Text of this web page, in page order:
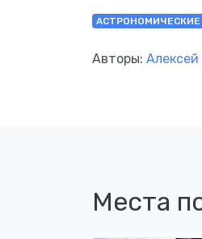
Авторы:
Места